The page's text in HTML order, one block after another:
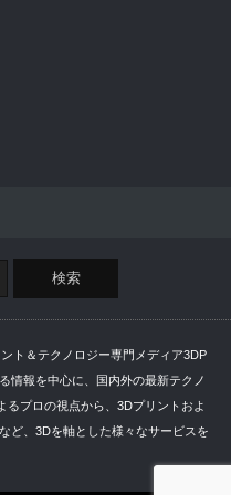
ト＆テクノロジー専門メディア3DP
情報を中心に、国内外の最新テクノ
るプロの視点から、3Dプリントおよ
ど、3Dを軸とした様々なサービスを